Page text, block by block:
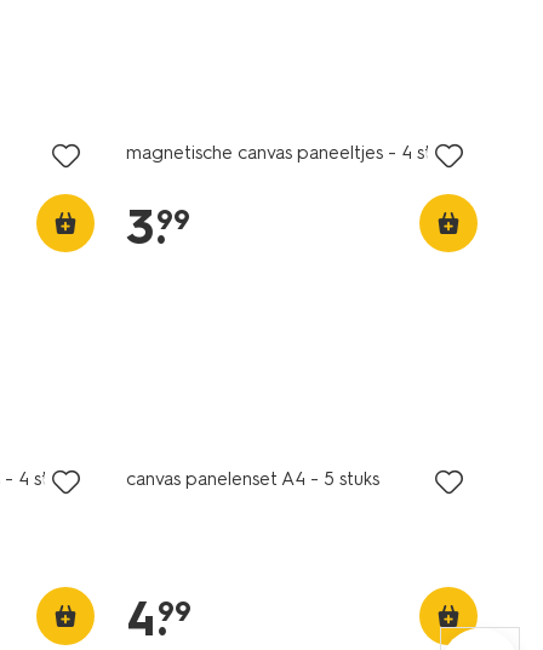
magnetische canvas paneeltjes - 4 stuks
3.
99
4 stuks canvas panelenset A4 - 5 stuks
4.
99